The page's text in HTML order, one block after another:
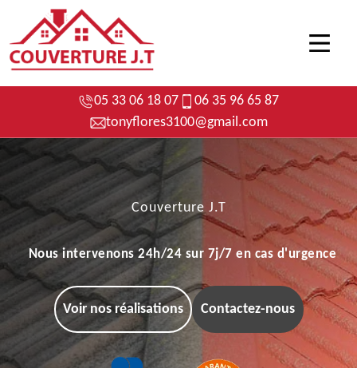
05 33 06 18 07
06 35 96 65 87
tonyflores3100@gmail.com
Couverture J.T
Nous intervenons 24h/24 sur 7j/7 en cas d'urgence
Voir nos réalisations Contactez-nous